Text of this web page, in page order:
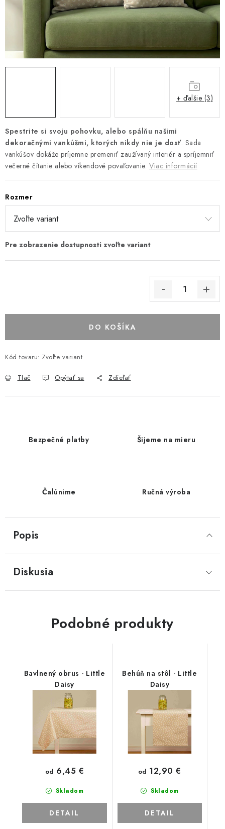
Platba a doprava
Reklamačný poriadok
Všeobecné obchodné podmienky
Ako využíváme cookies
Odstúpenie od zmluvy
Spestrite si svoju pohovku, alebo spálňu našimi
dekoračnými vankúšmi, ktorých nikdy nie je dosť. Sada
vankúšov dokáže príjemne premeniť zaužívaný interiér a spríjemniť
večerné čítanie alebo víkendové povaľovanie. Viac informácií
Rozmer
DO KOŠÍKA
Kód tovaru: Zvoľte variant
Tlač Opýtať sa Zdieľať
+ ďalšie (3)
Bezpečné platby Šijeme na mieru
Čalúnime Ručná výroba
Popis
Diskusia
Podobné produkty
Bavlnený obrus - Little
Daisy
Skladom
od 6,45 €
DETAIL
Behúň na stôl - Little
Daisy
Skladom
od 12,90 €
DETAIL